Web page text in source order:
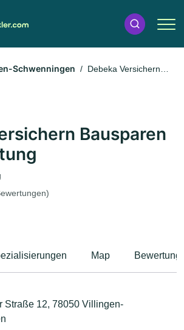
Schwenningen
Debeka Versichern
Bausparen
Map
Straße 12, 78050 Villingen-